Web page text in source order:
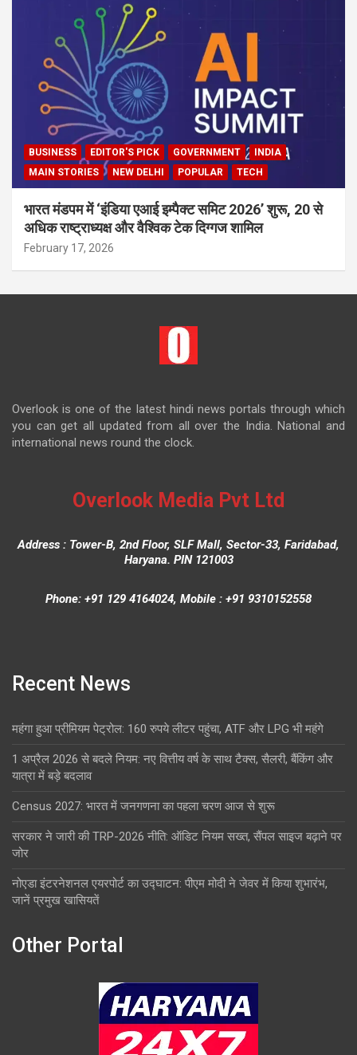
BUSINESS EDITOR'S PICK GOVERNMENT
INDIA
MAIN STORIES
NEW DELHI POPULAR TECH
भारत मंडपम में ‘इंडिया एआई इम्पैक्ट समिट 2026’ शुरू, 20 से
अधिक राष्ट्राध्यक्ष और वैश्विक टेक दिग्गज शामिल
February 17, 2026
Overlook is one of the latest hindi news portals through which
you can get all updated from all over the India. National and
international news round the clock.
Overlook Media Pvt Ltd
Address : Tower-B, 2nd Floor, SLF Mall, Sector-33, Faridabad,
Haryana. PIN 121003
Phone: +91 129 4164024, Mobile : +91 9310152558
Recent News
महंगा हुआ प्रीमियम पेट्रोल: 160 रुपये लीटर पहुंचा, ATF और LPG भी महंगे
1 अप्रैल 2026 से बदले नियम: नए वित्तीय वर्ष के साथ टैक्स, सैलरी, बैंकिंग और
यात्रा में बड़े बदलाव
Census 2027: भारत में जनगणना का पहला चरण आज से शुरू
सरकार ने जारी की TRP-2026 नीति: ऑडिट नियम सख्त, सैंपल साइज बढ़ाने पर
जोर
नोएडा इंटरनेशनल एयरपोर्ट का उद्घाटन: पीएम मोदी ने जेवर में किया शुभारंभ,
जानें प्रमुख खासियतें
Other Portal